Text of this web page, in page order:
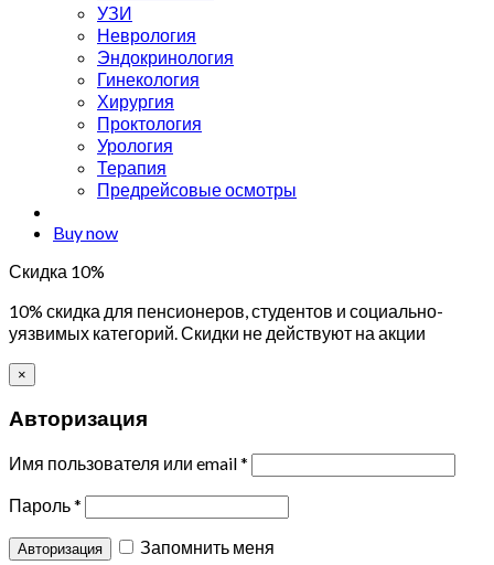
УЗИ
Неврология
Эндокринология
Гинекология
Хирургия
Проктология
Урология
Терапия
Предрейсовые осмотры
Buy now
Скидка 10%
10% скидка для пенсионеров, студентов и социально-
уязвимых категорий. Скидки не действуют на акции
×
Авторизация
Имя пользователя или email*
Пароль*
Запомнить меня